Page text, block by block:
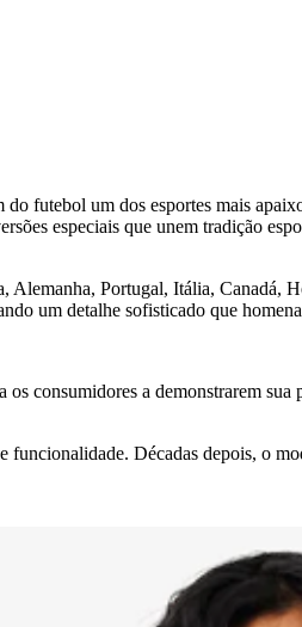
futebol um dos esportes mais
especiais que unem tradição
Alemanha, Portugal, Itália, Canadá,
um detalhe sofisticado que
consumidores a demonstrarem sua
Décadas depois, o